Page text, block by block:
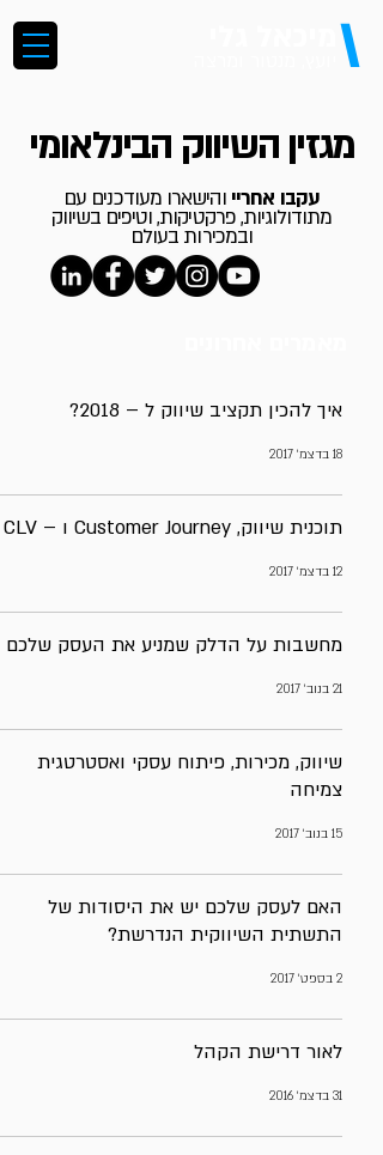
\
מגזין השיווק הבינלאומי
עקבו אחריי והישארו מעודכנים עם
מתודולוגיות, פרקטיקות, וטיפים בשיווק
ובמכירות בעולם
איך להכין תקציב שיווק ל – 2018?
18 בדצמ׳ 2017
תוכנית שיווק, Customer Journey ו – CLV
12 בדצמ׳ 2017
מחשבות על הדלק שמניע את העסק שלכם
21 בנוב׳ 2017
שיווק, מכירות, פיתוח עסקי ואסטרטגית
צמיחה
15 בנוב׳ 2017
האם לעסק שלכם יש את היסודות של
התשתית השיווקית הנדרשת?
2 בספט׳ 2017
לאור דרישת הקהל
31 בדצמ׳ 2016